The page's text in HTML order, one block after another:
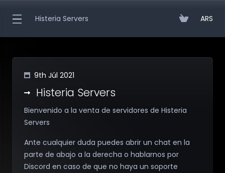
Histeria Servers ARS
9th Júl 2021
Histeria Servers
Bienvenido a la venta de servidores de Histeria
Servers
Ante cualquier duda puedes abrir un chat en la
parte de abajo a la derecha o hablarnos por
Discord en caso de que no haya un soporte